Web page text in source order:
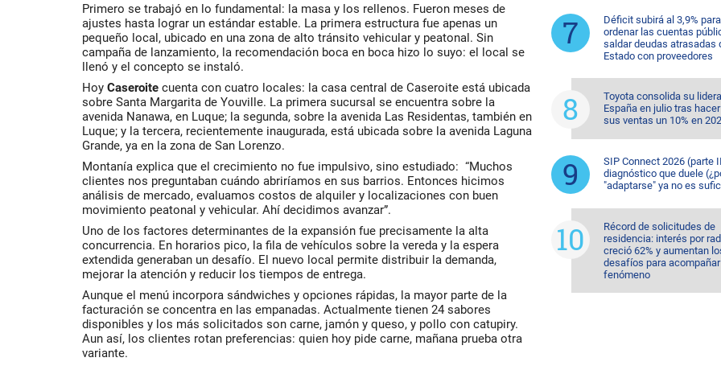
Primero se trabajó en lo fundamental: la masa y los rellenos. Fueron meses de
ajustes hasta lograr un estándar estable. La primera estructura fue apenas un
pequeño local, ubicado en una zona de alto tránsito vehicular y peatonal. Sin
campaña de lanzamiento, la recomendación boca en boca hizo lo suyo: el local se
llenó y el concepto se instaló.
Hoy Caseroite cuenta con cuatro locales: la casa central de Caseroite está ubicada
sobre Santa Margarita de Youville. La primera sucursal se encuentra sobre la
avenida Nanawa, en Luque; la segunda, sobre la avenida Las Residentas, también en
Luque; y la tercera, recientemente inaugurada, está ubicada sobre la avenida Laguna
Grande, ya en la zona de San Lorenzo.
Montanía explica que el crecimiento no fue impulsivo, sino estudiado: “Muchos
clientes nos preguntaban cuándo abriríamos en sus barrios. Entonces hicimos
análisis de mercado, evaluamos costos de alquiler y localizaciones con buen
movimiento peatonal y vehicular. Ahí decidimos avanzar”.
Uno de los factores determinantes de la expansión fue precisamente la alta
concurrencia. En horarios pico, la fila de vehículos sobre la vereda y la espera
extendida generaban un desafío. El nuevo local permite distribuir la demanda,
mejorar la atención y reducir los tiempos de entrega.
Aunque el menú incorpora sándwiches y opciones rápidas, la mayor parte de la
facturación se concentra en las empanadas. Actualmente tienen 24 sabores
disponibles y los más solicitados son carne, jamón y queso, y pollo con catupiry.
Aun así, los clientes rotan preferencias: quien hoy pide carne, mañana prueba otra
variante.
Déficit subirá al 3,9% para
ordenar las cuentas
saldar deudas atrasadas
Estado con proveedores
Toyota consolida su
España en julio tras
sus ventas un 10% en
SIP Connect 2026 (parte
diagnóstico que duele
"adaptarse" ya no es
Récord de solicitudes de
residencia: interés por
creció 62% y aumentan
desafíos para
fenómeno